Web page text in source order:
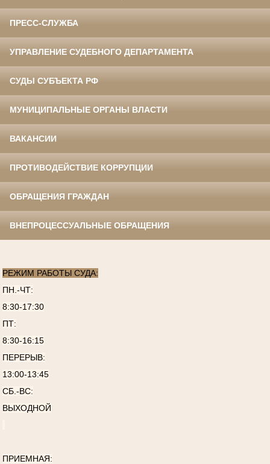
ПРЕСС-СЛУЖБА
УПРАВЛЕНИЕ СУДЕБНОГО ДЕПАРТАМЕНТА
СУДЫ СУБЪЕКТА РФ
МУНИЦИПАЛЬНЫЕ ОРГАНЫ ВЛАСТИ
ВАКАНСИИ
ПРОТИВОДЕЙСТВИЕ КОРРУПЦИИ
ОБРАЩЕНИЯ ГРАЖДАН
ВНЕПРОЦЕССУАЛЬНЫЕ ОБРАЩЕНИЯ
РЕЖИМ РАБОТЫ СУДА:
ПН.-ЧТ:
8:30-17:30
ПТ:
8:30-16:15
ПЕРЕРЫВ:
13:00-13:45
СБ.-ВС:
ВЫХОДНОЙ
ПРИЕМНАЯ: